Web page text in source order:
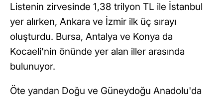
Listenin zirvesinde 1,38 trilyon TL ile İstanbul
yer alırken, Ankara ve İzmir ilk üç sırayı
oluşturdu. Bursa, Antalya ve Konya da
Kocaeli'nin önünde yer alan iller arasında
bulunuyor.
Öte yandan Doğu ve Güneydoğu Anadolu'da